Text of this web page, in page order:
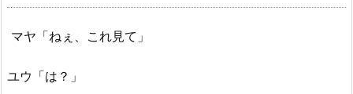
マヤ「ねぇ、これ見て」
ユウ「は？」